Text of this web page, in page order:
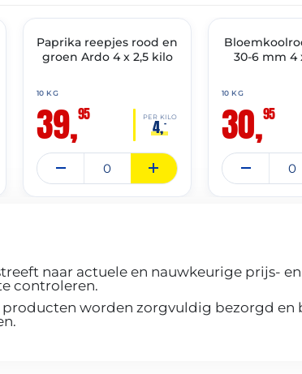
✓ VAST ASSORTIMENT
Paprika reepjes rood en
groen Ardo 4 x 2,5 kilo
10 KG
39,95 PER KILO
4,–
✓ VAST
30-6 mm 4
10 KG
30,95
naar actuele en nauwkeurige prijs-
controleren.
worden zorgvuldig bezorgd en